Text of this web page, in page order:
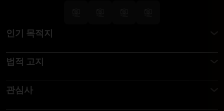
인기 목적지
법적 고지
관심사